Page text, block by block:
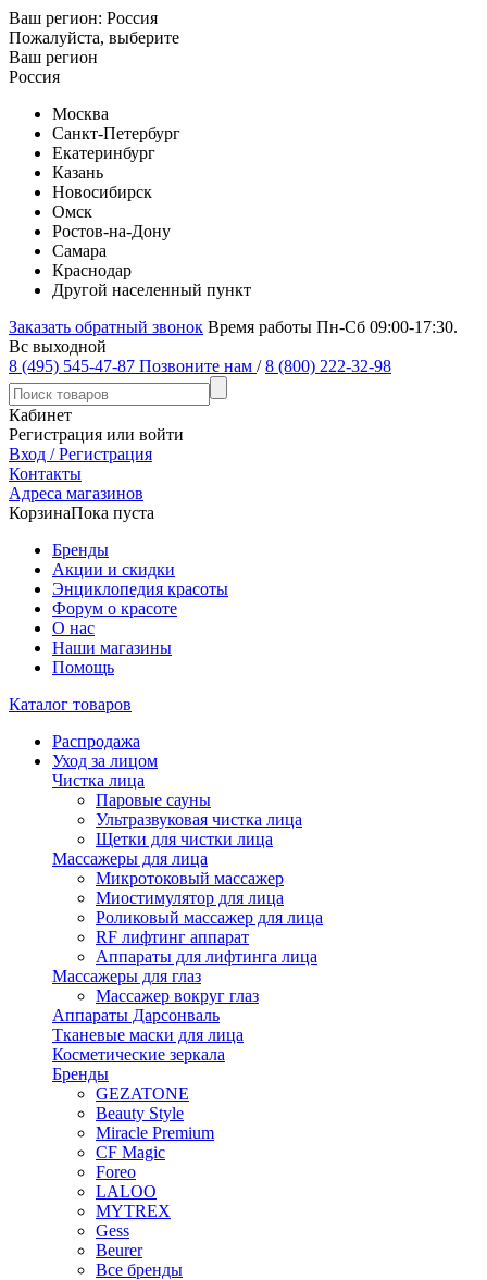
Ваш регион: Россия
Пожалуйста, выберите
Ваш регион
Россия
Москва
Санкт-Петербург
Екатеринбург
Казань
Новосибирск
Омск
Ростов-на-Дону
Самара
Краснодар
Другой населенный пункт
Заказать обратный звонок Время работы Пн-Сб 09:00-17:30.
Вс выходной
8 (495) 545-47-87 Позвоните нам / 8 (800) 222-32-98
Кабинет
Регистрация или войти
Вход / Регистрация
Контакты
Адреса магазинов
КорзинаПока пуста
Бренды
Акции и скидки
Энциклопедия красоты
Форум о красоте
О нас
Наши магазины
Помощь
Каталог товаров
Распродажа
Уход за лицом
Чистка лица
Паровые сауны
Ультразвуковая чистка лица
Щетки для чистки лица
Массажеры для лица
Микротоковый массажер
Миостимулятор для лица
Роликовый массажер для лица
RF лифтинг аппарат
Аппараты для лифтинга лица
Массажеры для глаз
Массажер вокруг глаз
Аппараты Дарсонваль
Тканевые маски для лица
Косметические зеркала
Бренды
GEZATONE
Beauty Style
Miracle Premium
CF Magic
Foreo
LALOO
MYTREX
Gess
Beurer
Все бренды